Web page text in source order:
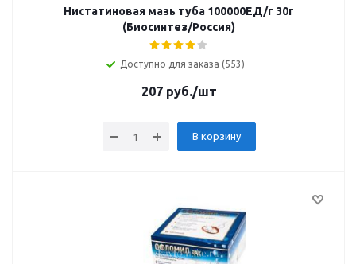
Нистатиновая мазь туба 100000ЕД/г 30г
(Биосинтез/Россия)
Доступно для заказа (553)
207руб./шт
В корзину